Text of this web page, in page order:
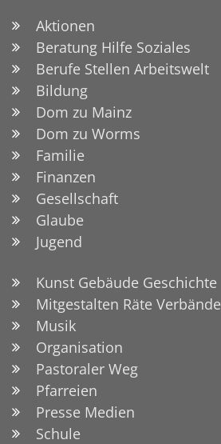
Aktionen
Beratung Hilfe Soziales
Berufe Stellen Arbeitswelt
Bildung
Dom zu Mainz
Dom zu Worms
Familie
Finanzen
Gesellschaft
Glaube
Jugend
Kunst Gebäude Geschichte
Mitgestalten Räte Verbände
Musik
Organisation
Pastoraler Weg
Pfarreien
Presse Medien
Schule